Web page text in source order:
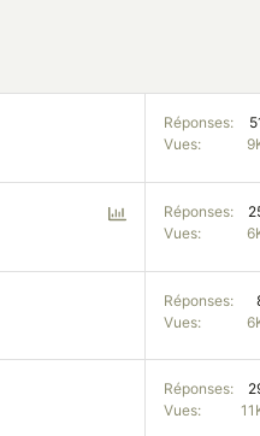
Réponses
Vues
P
l
Réponses
Vues
Réponses
Vues
Réponses
Vues